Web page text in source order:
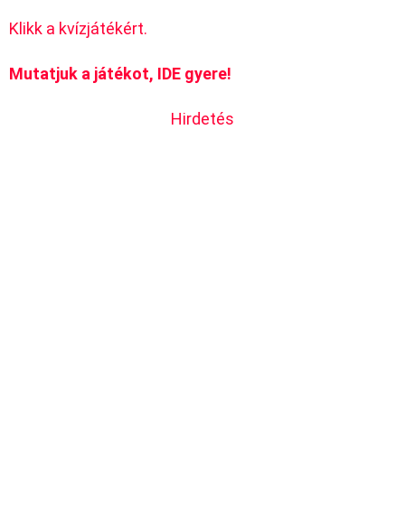
Klikk a kvízjátékért.
Mutatjuk a játékot, IDE gyere!
Hirdetés